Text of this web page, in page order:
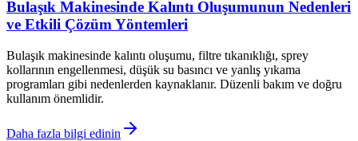
Bulaşık Makinesinde Kalıntı Oluşumunun Nedenleri
ve Etkili Çözüm Yöntemleri
Bulaşık makinesinde kalıntı oluşumu, filtre tıkanıklığı, sprey
kollarının engellenmesi, düşük su basıncı ve yanlış yıkama
programları gibi nedenlerden kaynaklanır. Düzenli bakım ve doğru
kullanım önemlidir.
Daha fazla bilgi edinin